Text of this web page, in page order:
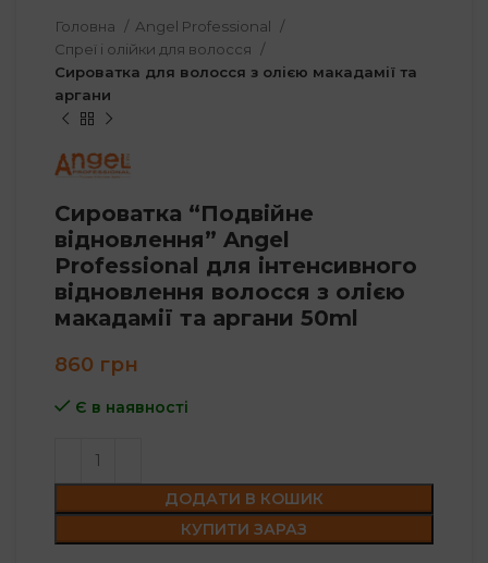
Головна
Angel Professional
Спреї і олійки для волосся
Сироватка для волосся з олією макадамії та
аргани
Сироватка “Подвійне
відновлення” Angel
Professional для інтенсивного
відновлення волосся з олією
макадамії та аргани 50ml
860 грн
Є в наявності
ДОДАТИ В КОШИК
КУПИТИ ЗАРАЗ